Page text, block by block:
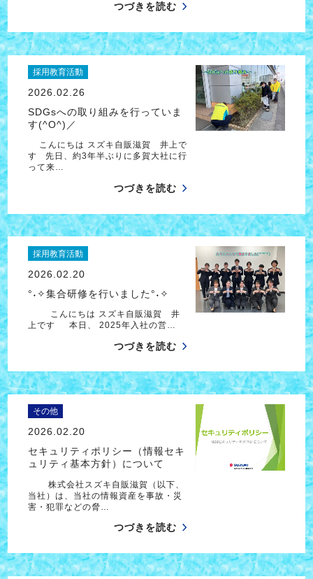
つづきを読む
採用教育活動
2026.02.26
SDGsへの取り組みを行っていま
す(^O^)／
こんにちは スズキ自販滋賀 井上で
す 先日、約3年半ぶりに多賀大社に行
って来…
つづきを読む
採用教育活動
2026.02.20
°˖✧集合研修を行いました°˖✧
こんにちは スズキ自販滋賀 井
上です 本日、 2025年入社の営…
つづきを読む
その他
2026.02.20
セキュリティポリシー（情報セキ
ュリティ基本方針）について
株式会社スズキ自販滋賀（以下、
当社）は、当社の情報資産を事故・災
害・犯罪などの脅…
つづきを読む